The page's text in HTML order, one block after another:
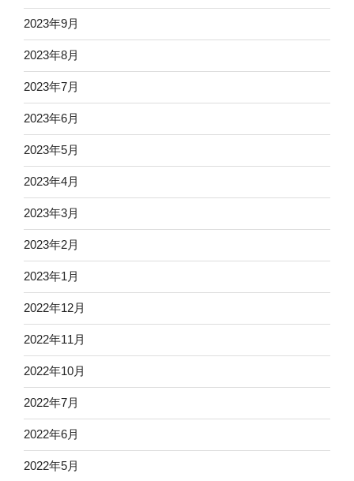
2023年9月
2023年8月
2023年7月
2023年6月
2023年5月
2023年4月
2023年3月
2023年2月
2023年1月
2022年12月
2022年11月
2022年10月
2022年7月
2022年6月
2022年5月